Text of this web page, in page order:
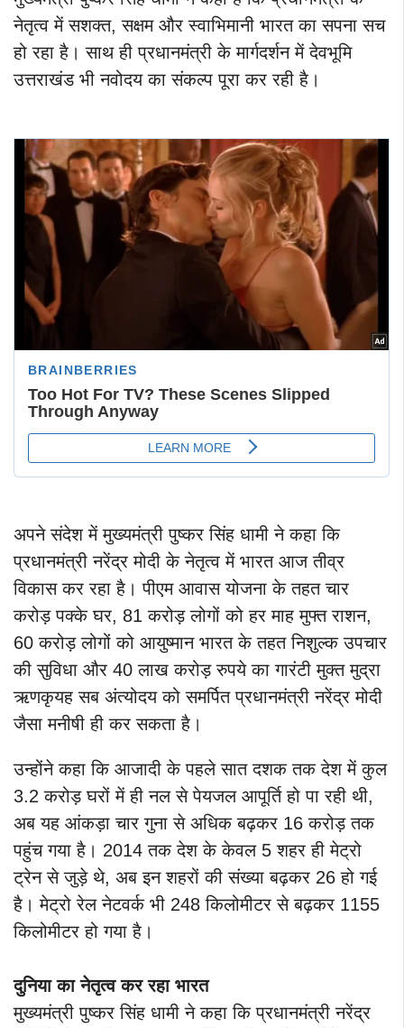
नेतृत्व में सशक्त, सक्षम और स्वाभिमानी भारत का सपना सच
हो रहा है। साथ ही प्रधानमंत्री के मार्गदर्शन में देवभूमि
उत्तराखंड भी नवोदय का संकल्प पूरा कर रही है।
अपने संदेश में मुख्यमंत्री पुष्कर सिंह धामी ने कहा कि
प्रधानमंत्री नरेंद्र मोदी के नेतृत्व में भारत आज तीव्र
विकास कर रहा है। पीएम आवास योजना के तहत चार
करोड़ पक्के घर, 81 करोड़ लोगों को हर माह मुफ्त राशन,
60 करोड़ लोगों को आयुष्मान भारत के तहत निशुल्क उपचार
की सुविधा और 40 लाख करोड़ रुपये का गारंटी मुक्त मुद्रा
ऋणकृयह सब अंत्योदय को समर्पित प्रधानमंत्री नरेंद्र मोदी
जैसा मनीषी ही कर सकता है।
उन्होंने कहा कि आजादी के पहले सात दशक तक देश में कुल
3.2 करोड़ घरों में ही नल से पेयजल आपूर्ति हो पा रही थी,
अब यह आंकड़ा चार गुना से अधिक बढ़कर 16 करोड़ तक
पहुंच गया है। 2014 तक देश के केवल 5 शहर ही मेट्रो
ट्रेन से जुड़े थे, अब इन शहरों की संख्या बढ़कर 26 हो गई
है। मेट्रो रेल नेटवर्क भी 248 किलोमीटर से बढ़कर 1155
किलोमीटर हो गया है।
दुनिया का नेतृत्व कर रहा भारत
मुख्यमंत्री पुष्कर सिंह धामी ने कहा कि प्रधानमंत्री नरेंद्र